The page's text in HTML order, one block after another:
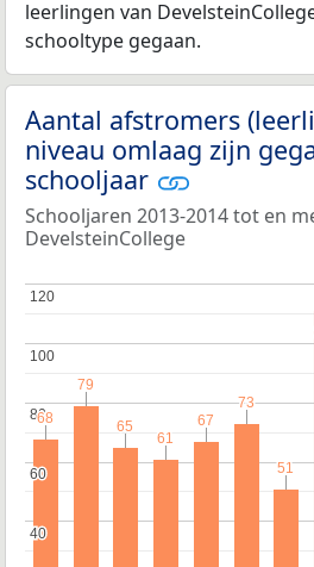
leerlingen van
schooltype gegaan.
Aantal afstromers
niveau omlaag zijn
schooljaar
Schooljaren 2013-2014 tot en
DevelsteinCollege
40
40
60
60
80
80
100
100
120
120
68
68
79
79
65
65
61
61
67
67
73
73
51
51